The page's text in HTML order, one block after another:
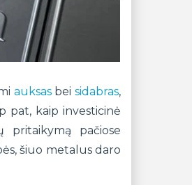
auksasbeisidabras,
pat, kaip investicinė
pačiose
šiuo metalus daro